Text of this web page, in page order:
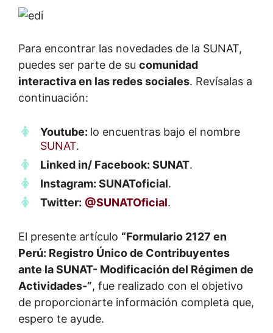
Para encontrar las novedades de la SUNAT,
puedes ser parte de su comunidad
interactiva en las redes sociales. Revísalas a
continuación:
Youtube: lo encuentras bajo el nombre
SUNAT.
Linked in/ Facebook: SUNAT.
Instagram: SUNAToficial.
Twitter: ‎@SUNATOficial.
El presente artículo “Formulario 2127 en
Perú: Registro Único de Contribuyentes
ante la SUNAT- Modificación del Régimen de
Actividades-”, fue realizado con el objetivo
de proporcionarte información completa que,
espero te ayude.